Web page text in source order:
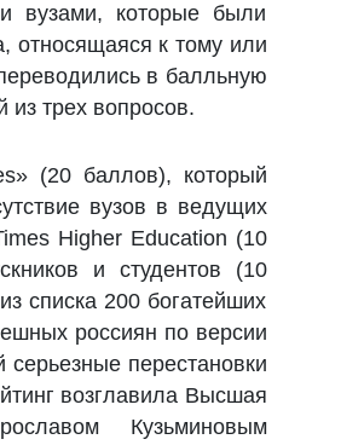
вузами, которые были
относящаяся к тому или
в балльную
трех вопросов.
(20 баллов), который
вузов в ведущих
Higher Education (10
и студентов (10
списка 200 богатейших
россиян по версии
перестановки
возглавила Высшая
Кузьминовым